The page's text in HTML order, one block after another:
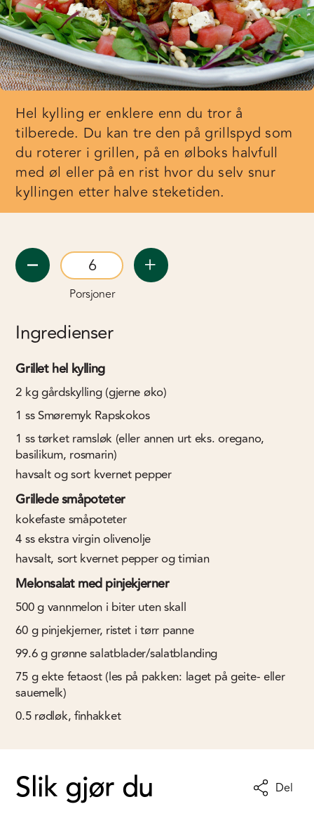
Hel kylling er enklere enn du tror å
tilberede. Du kan tre den på grillspyd som
du roterer i grillen, på en ølboks halvfull
med øl eller på en rist hvor du selv snur
kyllingen etter halve steketiden.
Porsjoner
Ingredienser
Grillet hel kylling
2 kggårdskylling (gjerne øko)
1 ss Smøremyk Rapskokos
1 sstørket ramsløk (eller annen urt eks. oregano,
basilikum, rosmarin)
havsalt og sort kvernet pepper
Grillede småpoteter
kokefaste småpoteter
4ssekstra virgin olivenolje
havsalt, sort kvernet pepper og timian
Melonsalat med pinjekjerner
500gvannmelon i biter uten skall
60g pinjekjerner, ristet i tørr panne
99.6ggrønne salatblader/salatblanding
75gekte fetaost (les på pakken: laget på geite- eller
sauemelk)
0.5 rødløk, finhakket
Slik gjør du Del